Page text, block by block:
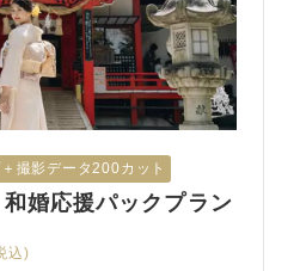
撮影データ200カット
婚応援パックプラン
込)